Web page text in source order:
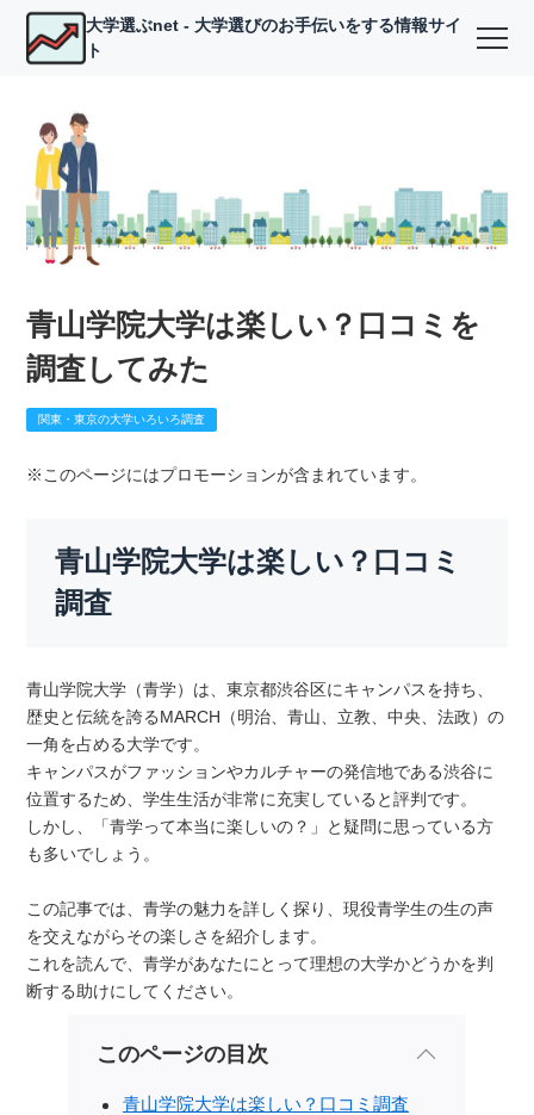
大学選ぶnet - 大学選びのお手伝いをする情報サイ
ト
青山学院大学は楽しい？口コミを
調査してみた
関東・東京の大学いろいろ調査
※このページにはプロモーションが含まれています。
青山学院大学は楽しい？口コミ
調査
青山学院大学（青学）は、東京都渋谷区にキャンパスを持ち、
歴史と伝統を誇るMARCH（明治、青山、立教、中央、法政）の
一角を占める大学です。
キャンパスがファッションやカルチャーの発信地である渋谷に
位置するため、学生生活が非常に充実していると評判です。
しかし、「青学って本当に楽しいの？」と疑問に思っている方
も多いでしょう。
この記事では、青学の魅力を詳しく探り、現役青学生の生の声
を交えながらその楽しさを紹介します。
これを読んで、青学があなたにとって理想の大学かどうかを判
断する助けにしてください。
このページの目次
青山学院大学は楽しい？口コミ調査